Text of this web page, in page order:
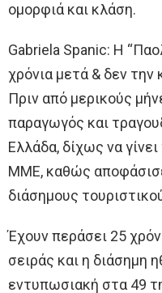
ομορφιά και κλάση.
Gabriela Spanic: Η
χρόνια μετά & δεν την
Πριν από μερικούς
παραγωγός και
Ελλάδα, δίχως να
ΜΜΕ, καθώς
διάσημους
Έχουν περάσει 25
σειράς και η διάσημη
εντυπωσιακή στα 49